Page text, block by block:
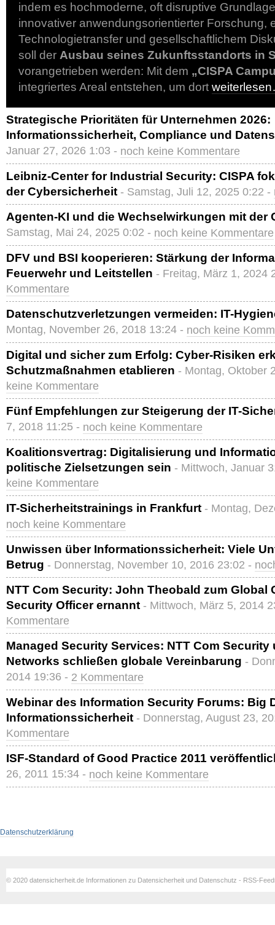
indem es hochmoderne, oft disruptive
innovativer anwendungsorientierter Forschung,
Technologietransfer und gesellschaftlichem
soll der Ausbau seines Zukunftsstandorts in
vorangetrieben werden: Mit dem „CISPA
integriertes Areal entstehen, um dort
Strategische Prioritäten für Unternehmen 2026:
Informationssicherheit, Compliance und
Januar 27, 2026 1:03 - noch keine Kommentare
Leibniz-Center for Industrial Security: CISPA
der Cybersicherheit - Samstag, Juli 12, 2025 0:22 -
Agenten-KI und die Wechselwirkungen mit der
Samstag, Mai 24, 2025 0:02 - noch keine Kommentare
DFV und BSI kooperieren: Stärkung der
Feuerwehr und Leitstellen - Freitag, März 1, 2024
Kommentare
Datenschutzverletzungen vermeiden: IT-
Montag, November 26, 2018 13:24 - noch keine
Digital und sicher zum Erfolg: Cyber-Risiken
Schutzmaßnahmen etablieren - Montag, Oktober
keine Kommentare
Fünf Empfehlungen zur Steigerung der IT-
7, 2018 11:25 - noch keine Kommentare
Koalitionsvertrag: Digitalisierung und
politische Zielsetzungen sein - Mittwoch, Januar
keine Kommentare
IT-Sicherheitstrainings in Frankfurt - Montag,
noch keine Kommentare
Unwissen über Informationssicherheit: Viele
Betrug - Donnerstag, November 10, 2016 23:02 -
NTT Com Security: John Theobald zum Global
Security Officer ernannt - Mittwoch, März 5, 2014
Kommentare
Managed Security Services: NTT Com Security
Networks schließen globale Vereinbarung -
2014 19:36 - 2 Kommentare
Webinar des Information Security Forums: Big
Informationssicherheit - Donnerstag, August 23,
Kommentare
ISF-Standard of Good Practice 2011
26, 2011 15:34 - noch keine Kommentare
Datenschutzerklärung
© 2020 datensicherheit.de Informationen zu Datensicherheit und Datenschutz - RSS-